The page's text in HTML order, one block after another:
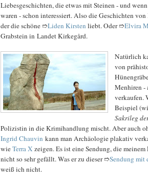
Liebesgeschichten, die etwas mit Steinen - und
waren - schon interessiert. Also die Geschichten
der die schöne ➱Liden Kirsten liebt. Oder ➱Elvira
Grabstein in Landet Kirkegård.
Natürlich
von
Menhiren -
verkaufen.
Beispiel
Sakrileg
Polizistin in die Krimihandlung mischt. Aber auch
Ingrid Chauvin kann man Archäologie plakativ
wieTerra X zeigen. Es ist eine Sendung, die
nicht so sehr gefällt. Was er zu dieser ➱Sendung mit
weiß ich nicht.